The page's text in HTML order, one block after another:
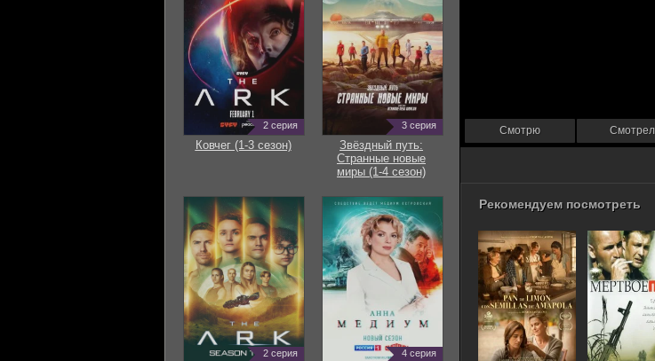
Смотрю Смотрел
Рекомендуем посмотреть
2 серия
Ковчег (1-3 сезон)
3 серия
Звёздный путь:
Странные новые
миры (1-4 сезон)
2 серия 4 серия